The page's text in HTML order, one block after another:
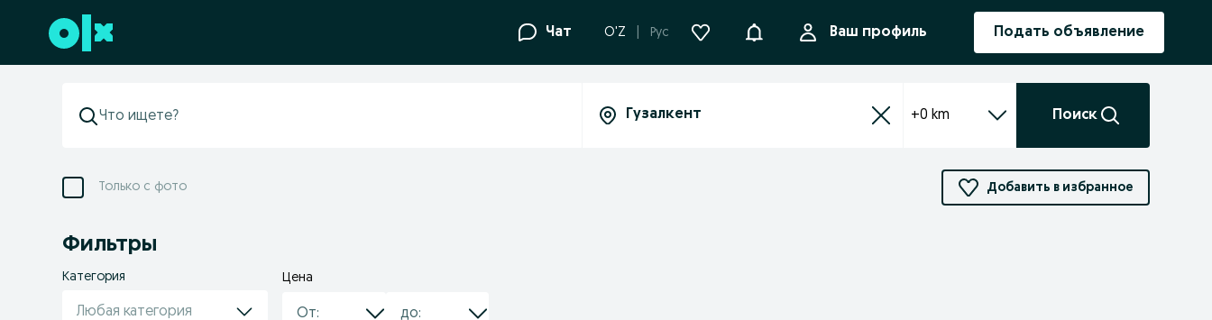
Перейти к нижнему колонтитулу Чат O'Z Рус УведомленияВаш профиль Подать объявление
+0 km Поиск
Только с фото Добавить в избранное
Фильтры
Категория
Любая категория
Цена